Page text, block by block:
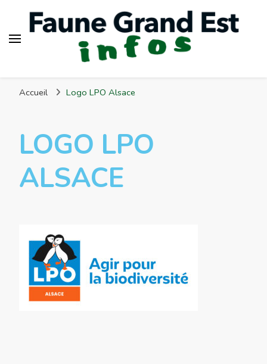
Accueil Logo LPO Alsace
LOGO LPO
ALSACE